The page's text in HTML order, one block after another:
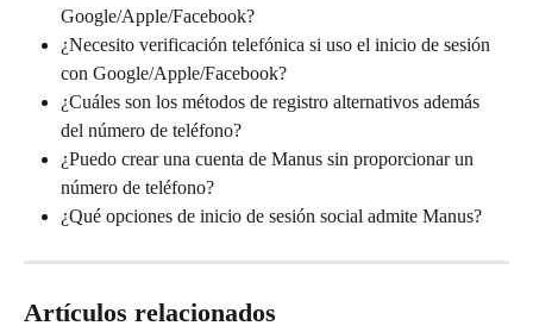
Google/Apple/Facebook?
¿Necesito verificación telefónica si uso el inicio de sesión
con Google/Apple/Facebook?
¿Cuáles son los métodos de registro alternativos además
del número de teléfono?
¿Puedo crear una cuenta de Manus sin proporcionar un
número de teléfono?
¿Qué opciones de inicio de sesión social admite Manus?
Artículos relacionados